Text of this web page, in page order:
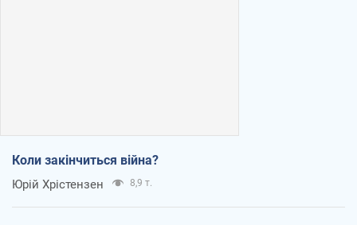
Коли закінчиться війна?
Юрій Хрістензен 8,9 т.